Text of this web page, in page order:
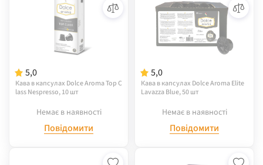
5,0
Кава в капсулах Dolce Aroma Top C
lass Nespresso, 10 шт
Немає в наявності
Повідомити
5,0
Кава в капсулах Dolce Aroma Elite
Lavazza Blue, 50 шт
Немає в наявності
Повідомити